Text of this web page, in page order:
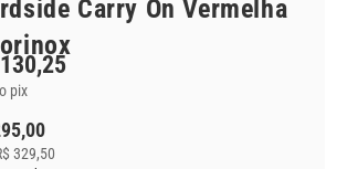
Carry On Vermelha
pix
329,50